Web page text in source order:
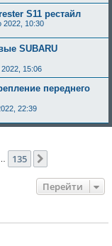
S11 рестайл
2022, 10:30
SUBARU
15:06
переднего
22:39
135
Перейти